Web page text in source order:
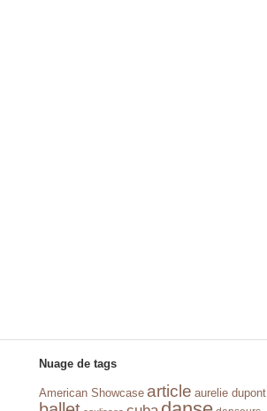
Nuage de tags
American Showcase article aurelie dupont